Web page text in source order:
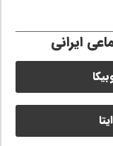
ایرانی